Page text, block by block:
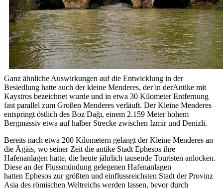
Ganz ähnliche Auswirkungen auf die Entwicklung in der
Besiedlung hatte auch der kleine Menderes, der in derAntike mit
Kaystros bezeichnet wurde und in etwa 30 Kilometer Entfernung
fast parallel zum Großen Menderes verläuft. Der Kleine Menderes
entspringt östlich des Boz Dağı, einem 2.159 Meter hohem
Bergmassiv etwa auf halber Strecke zwischen Izmir und Denizli.
Bereits nach etwa 200 Kilometern gelangt der Kleine Menderes an
die Ägäis, wo seiner Zeit die antike Stadt Ephesos ihre
Hafenanlagen hatte, die heute jährlich tausende Touristen anlocken.
Diese an der Flussmündung gelegenen Hafenanlagen
hatten Ephesos zur größten und einflussreichsten Stadt der Provinz
Asia des römischen Weltreichs werden lassen, bevor durch